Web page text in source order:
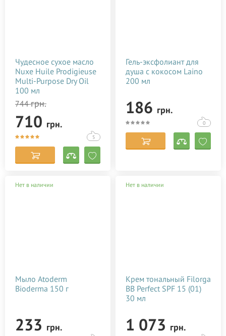
Чудесное сухое масло
Nuxe Huile Prodigieuse
Multi-Purpose Dry Oil
100 мл
744грн.
710 грн.
5
Гель-эксфолиант для
душа с кокосом Laino
200 мл
186 грн.
0
Нет в наличии
Мыло Atoderm
Bioderma 150 г
233 грн.
Нет в наличии
Крем тональный Filorga
BB Perfect SPF 15 (01)
30 мл
1 073 грн.